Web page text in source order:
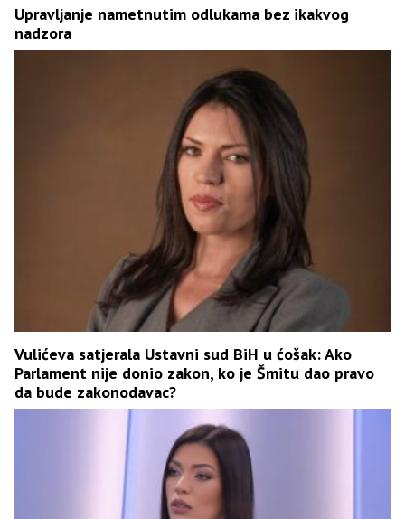
Upravljanje nametnutim odlukama bez ikakvog
nadzora
Vulićeva satjerala Ustavni sud BiH u ćošak: Ako
Parlament nije donio zakon, ko je Šmitu dao pravo
da bude zakonodavac?